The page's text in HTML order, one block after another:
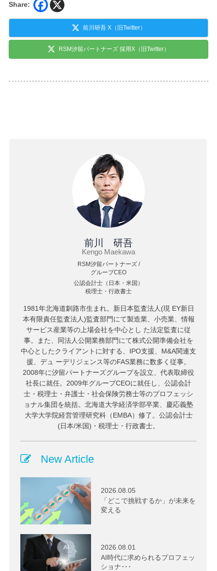
Share:
前川研吾 X（旧Twitter）
RSM汐留パートナーズ 採用X（旧Twitter）
前川 研吾
Kengo Maekawa
RSM汐留パートナーズ /
グループCEO
公認会計士（日本・米国）
税理士・行政書士
1981年北海道釧路市生まれ。新日本監査法人(現 EY新日
本有限責任監査法人)監査部門にて製造業、小売業、情報
サービス産業等の上場会社を中心とし た法定監査に従
事。また、同法人公開業務部門にて株式公開準備会社を
中心としたクライアントに対する、IPO支援、M&A関連支
援、デュ ーデリジェンス等のFAS業務に数多く従事。
2008年に汐留パートナーズグループを設立、代表取締役
社長に就任。2009年グループCEOに就任し、公認会計
士・税理士・弁護士・社会保険労務士等のプロフェッシ
ョナル集団を統括。北海道大学経済学部卒業、慶応義塾
大学大学院経営管理研究科（EMBA）修了。公認会計士
(日本/米国)・税理士・行政書士。
New Article
2026.08.05
「どこで挑戦するか」が未来を
変える
2026.08.01
AI時代に求められるプロフェッ
ショナ･･･